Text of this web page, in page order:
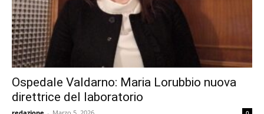
Ospedale Valdarno: Maria Lorubbio nuova
direttrice del laboratorio